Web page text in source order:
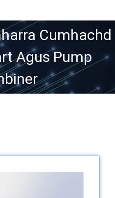
Cumhachd
Agus Pump